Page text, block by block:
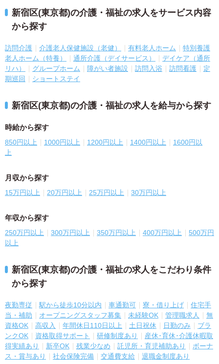
新宿区(東京都)の介護・福祉の求人をサービス内容
から探す
訪問介護 介護老人保健施設（老健） 有料老人ホーム
特別養護
老人ホーム（特養）
通所介護（デイサービス）
デイケア（通所
リハ）
グループホーム 障がい者施設 訪問入浴 訪問看護
定
期巡回
ショートステイ
新宿区(東京都)の介護・福祉の求人を給与から探す
時給から探す
850円以上 1000円以上 1200円以上 1400円以上
1600円以
上
月収から探す
15万円以上 20万円以上 25万円以上 30万円以上
年収から探す
250万円以上 300万円以上 350万円以上 400万円以上
500万円
以上
新宿区(東京都)の介護・福祉の求人をこだわり条件
から探す
夜勤専従 駅から徒歩10分以内 車通勤可 寮・借り上げ
住宅手
当・補助
オープニングスタッフ募集 未経験OK 管理職求人
無
資格OK
高収入 年間休日110日以上 土日祝休 日勤のみ
ブラ
ンクOK
資格取得サポート 研修制度あり
産休･育休･介護休暇取
得実績あり
新卒OK 残業少なめ 託児所・育児補助あり
ボーナ
ス・賞与あり
社会保険完備 交通費支給 退職金制度あり